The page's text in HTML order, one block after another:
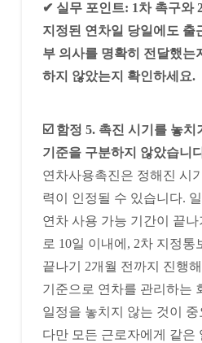
✔ 실무 포인트: 1차 촉구와
지정된 연차일 당일에도 출
부 의사를 명확히 전달했는
하지 않았는지 확인하세요.
☑️ 함정 5. 촉진 시기를 놓치
기준을 구분하지 않았습니
연차사용촉진은 정해진 시
력이 인정될 수 있습니다.
연차 사용 가능 기간이 끝
로 10일 이내에, 2차 지정통
끝나기 2개월 전까지 진행
기준으로 연차를 관리하는
일정을 놓치지 않는 것이 중
다만 모든 근로자에게 같은